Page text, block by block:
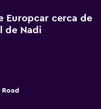
Europcar cerca de
de Nadi